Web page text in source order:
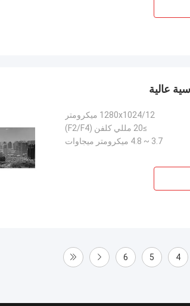
1280x1024/12 ميكرومتر
≥20 مللي كلفن (F2/F4)
3.7 ~ 4.8 ميكرومتر ميجاوات
4
5
6